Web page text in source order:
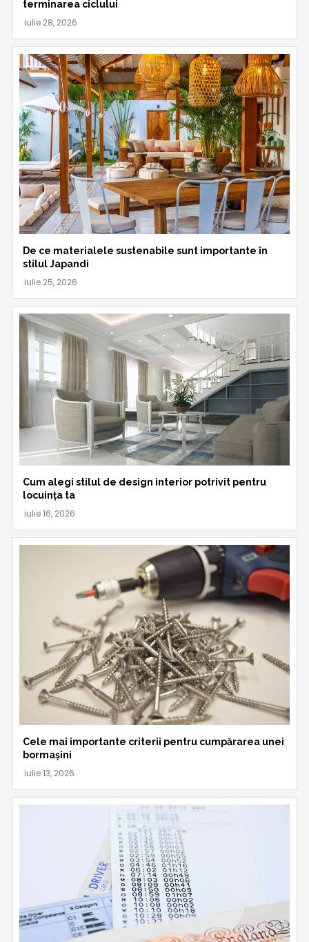
terminarea ciclului
De ce materialele sustenabile sunt importante în
stilul Japandi
Cum alegi stilul de design interior potrivit pentru
locuința ta
Cele mai importante criterii pentru cumpărarea unei
bormașini